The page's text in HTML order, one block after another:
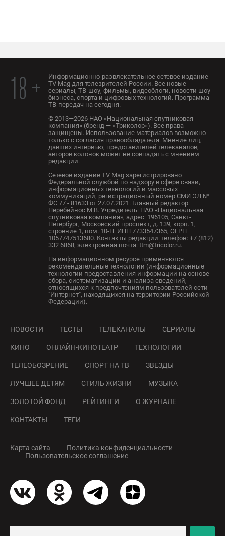
18 +
Информационно-развлекательное сетевое издание
TV Mag для телезрителей России. Все новые
сериалы, ТВ-шоу, фильмы, видеоблоги, новости шоу-
бизнеса, спорта и цифровых технологий. Программа
ТВ-передач на сегодня.
© 2013—2026 НАО «Национальная спутниковая
компания» (бренд — «Триколор»). Все права
защищены. Использование материалов возможно
только с согласия правообладателя. Мнение лиц,
давших интервью, представителей телеканалов,
авторов колонок может не совпадать с мнением
редакции.
Сетевое издание TV Mag зарегистрировано
Федеральной службой по надзору в сфере связи,
информационных технологий и массовых
коммуникаций; регистрационный номер СМИ ЭЛ №
ФС 77 - 81633 от 27.07.2021. Главный редактор:
Перебейнос М.В. Учредитель: НАО «Национальная
спутниковая компания», адрес: 196105, Санкт-
Петербург, Московский проспект, д. 139, корп. 1,
строение 1, пом. 10-Н. ИНН 7733547365, ОГРН
1057747513680. Контакты редакции: телефон: +7 (812)
332 6868; электронная почта: ttm@tricolor.ru.
На информационном ресурсе применяются
рекомендательные технологии (информационные
технологии предоставления информации на основе
сбора, систематизации и анализа сведений,
относящихся к предпочтениям пользователей сети
"Интернет", находящихся на территории Российской
Федерации).
НОВОСТИ ТЕСТЫ ТЕЛЕКАНАЛЫ СЕРИАЛЫ
КИНО ОНЛАЙН-КИНОТЕАТР ТЕХНОЛОГИИ
ТЕЛЕОБОЗРЕНИЕ СПОРТ НА ТВ ЗВЕЗДЫ
ЛУЧШЕЕ ДЕТЯМ СТИЛЬ ЖИЗНИ МУЗЫКА
ЗОЛОТОЙ ФОНД РЕЙТИНГИ О ЖУРНАЛЕ
КОНТАКТЫ ТЕГИ
Карта сайта
Политика конфиденциальности
Пользовательское соглашение